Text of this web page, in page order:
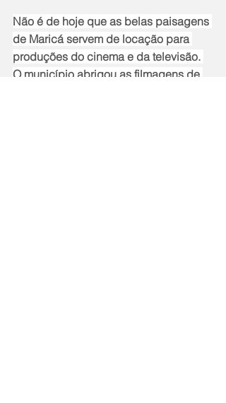
Não é de hoje que as belas paisagens
de Maricá servem de locação para
produções do cinema e da televisão.
O município abrigou as filmagens de